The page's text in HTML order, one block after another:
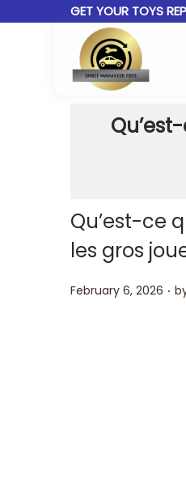
GET YOUR TOYS
Qu’est-ce
les gros
Posted on
February 6, 2026 .